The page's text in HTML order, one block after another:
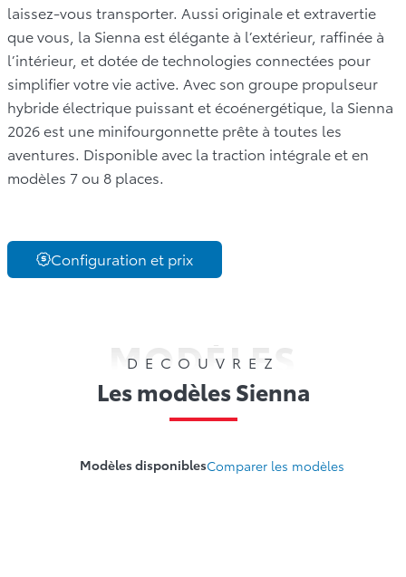
laissez-vous transporter. Aussi originale et extravertie
que vous, la Sienna est élégante à l’extérieur, raffinée à
l’intérieur, et dotée de technologies connectées pour
simplifier votre vie active. Avec son groupe propulseur
hybride électrique puissant et écoénergétique, la Sienna
2026 est une minifourgonnette prête à toutes les
aventures. Disponible avec la traction intégrale et en
modèles 7 ou 8 places.
Configuration et prix
MODÈLES
DECOUVREZ
Les modèles Sienna
Modèles disponiblesComparer les modèles